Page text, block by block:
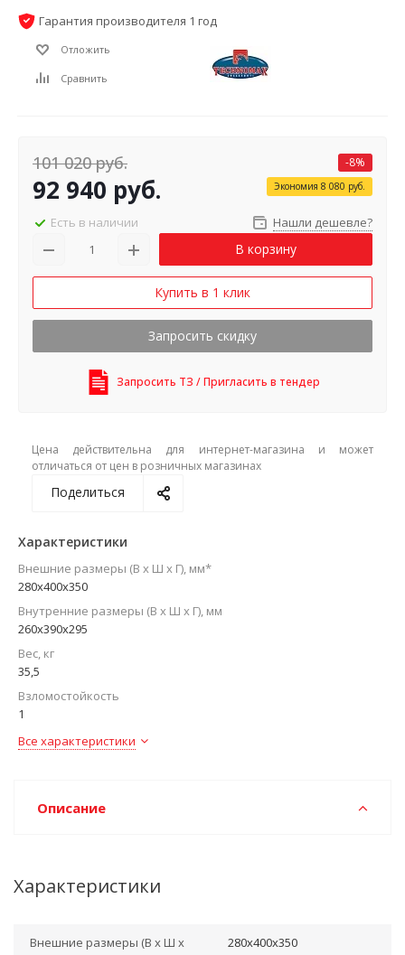
Гарантия производителя 1 год
Отложить
Сравнить
Характеристики
Внешние размеры (В х Ш х Г), мм*
280х400х350
Внутренние размеры (В х Ш х Г), мм
260х390х295
Вес, кг
35,5
Взломостойкость
1
Все характеристики
101 020руб.
92 940 руб.
-8%
Экономия 8 080 руб.
Есть в наличии Нашли дешевле?
В корзину
Купить в 1 клик
Запросить скидку
Запросить ТЗ / Пригласить в тендер
Цена действительна для интернет-магазина и может
отличаться от цен в розничных магазинах
Поделиться
Описание
Характеристики
Внешние размеры (В х Ш х
280х400х350